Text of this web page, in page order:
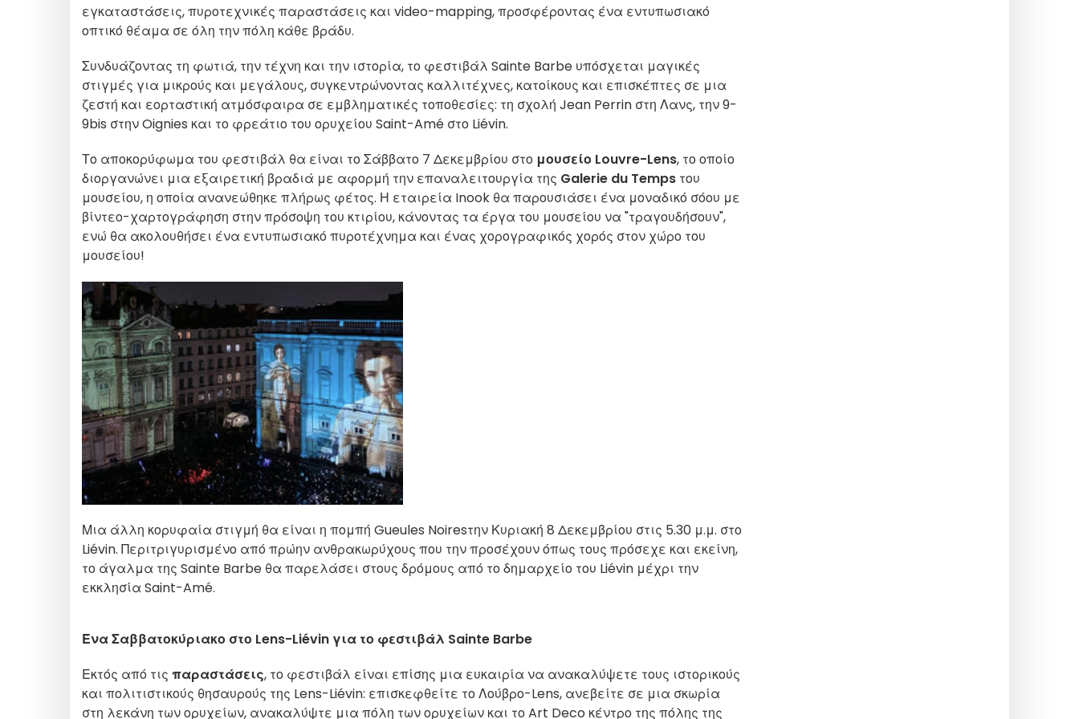
εγκαταστάσεις, πυροτεχνικές παραστάσεις και video-mapping, προσφέροντας ένα εντυπωσιακό
οπτικό θέαμα σε όλη την πόλη κάθε βράδυ.
Συνδυάζοντας τη φωτιά, την τέχνη και την ιστορία, το φεστιβάλ Sainte Barbe υπόσχεται μαγικές
στιγμές για μικρούς και μεγάλους, συγκεντρώνοντας καλλιτέχνες, κατοίκους και επισκέπτες σε μια
ζεστή και εορταστική ατμόσφαιρα σε εμβληματικές τοποθεσίες: τη σχολή Jean Perrin στη Λανς, την 9-
9bis στην Oignies και το φρεάτιο του ορυχείου Saint-Amé στο Liévin.
Το αποκορύφωμα του φεστιβάλ θα είναι το Σάββατο 7 Δεκεμβρίου στο μουσείο Louvre-Lens, το οποίο
διοργανώνει μια εξαιρετική βραδιά με αφορμή την επαναλειτουργία της Galerie du Temps του
μουσείου, η οποία ανανεώθηκε πλήρως φέτος. Η εταιρεία Inook θα παρουσιάσει ένα μοναδικό σόου με
βίντεο-χαρτογράφηση στην πρόσοψη του κτιρίου, κάνοντας τα έργα του μουσείου να "τραγουδήσουν",
ενώ θα ακολουθήσει ένα εντυπωσιακό πυροτέχνημα και ένας χορογραφικός χορός στον χώρο του
μουσείου!
Μια άλλη κορυφαία στιγμή θα είναι η πομπή Gueules Noiresτην Κυριακή 8 Δεκεμβρίου στις 5.30 μ.μ. στο
Liévin. Περιτριγυρισμένο από πρώην ανθρακωρύχους που την προσέχουν όπως τους πρόσεχε και εκείνη,
το άγαλμα της Sainte Barbe θα παρελάσει στους δρόμους από το δημαρχείο του Liévin μέχρι την
εκκλησία Saint-Amé.
Ένα Σαββατοκύριακο στο Lens-Liévin για το φεστιβάλ Sainte Barbe
Εκτός από τις παραστάσεις, το φεστιβάλ είναι επίσης μια ευκαιρία να ανακαλύψετε τους ιστορικούς
και πολιτιστικούς θησαυρούς της Lens-Liévin: επισκεφθείτε το Λούβρο-Lens, ανεβείτε σε μια σκωρία
στη λεκάνη των ορυχείων, ανακαλύψτε μια πόλη των ορυχείων και το Art Deco κέντρο της πόλης της